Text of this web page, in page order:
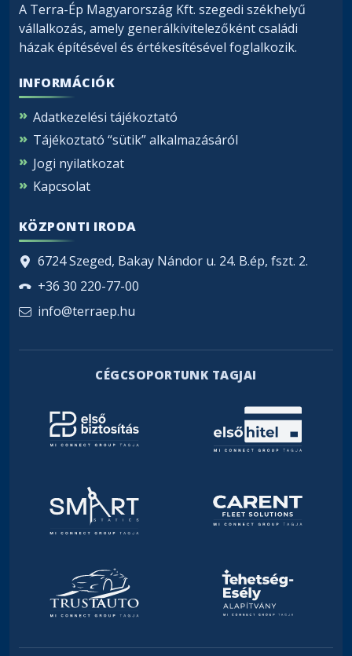
A Terra-Ép Magyarország Kft. szegedi székhelyű
vállalkozás, amely generálkivitelezőként családi
házak építésével és értékesítésével foglalkozik.
INFORMÁCIÓK
Adatkezelési tájékoztató
Tájékoztató “sütik” alkalmazásáról
Jogi nyilatkozat
Kapcsolat
KÖZPONTI IRODA
6724 Szeged, Bakay Nándor u. 24. B.ép, fszt. 2.
+36 30 220-77-00
info@terraep.hu
CÉGCSOPORTUNK TAGJAI